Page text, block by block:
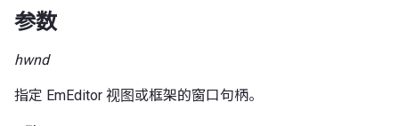
参数
hwnd
指定 EmEditor 视图或框架的窗口句柄。